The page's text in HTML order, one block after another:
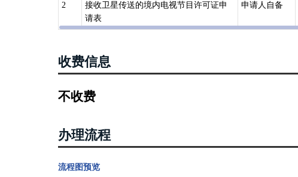
2
接收卫星传送的境内电视节目许可证申
请表
申请人自备
收费信息
不收费
办理流程
流程图预览